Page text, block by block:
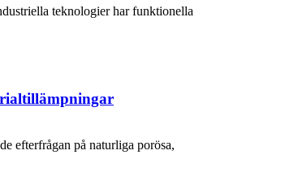
teknologier har funktionella
efterfrågan på naturliga porösa,